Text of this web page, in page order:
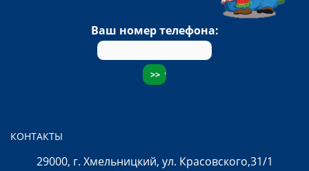
Ваш номер телефона:
КОНТАКТЫ
29000, г. Хмельницкий, ул. Красовского,31/1